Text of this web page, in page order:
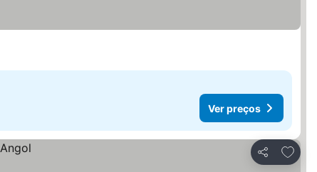
Ver preços
Partilhar